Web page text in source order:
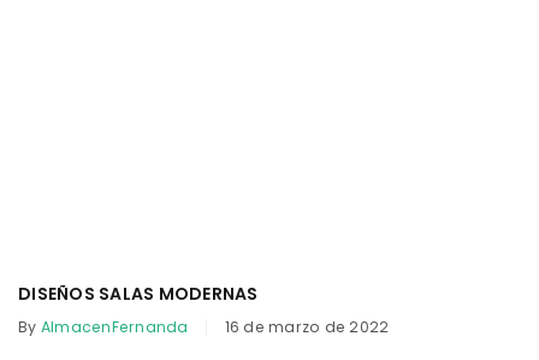
DISEÑOS SALAS MODERNAS
By AlmacenFernanda 16 de marzo de 2022